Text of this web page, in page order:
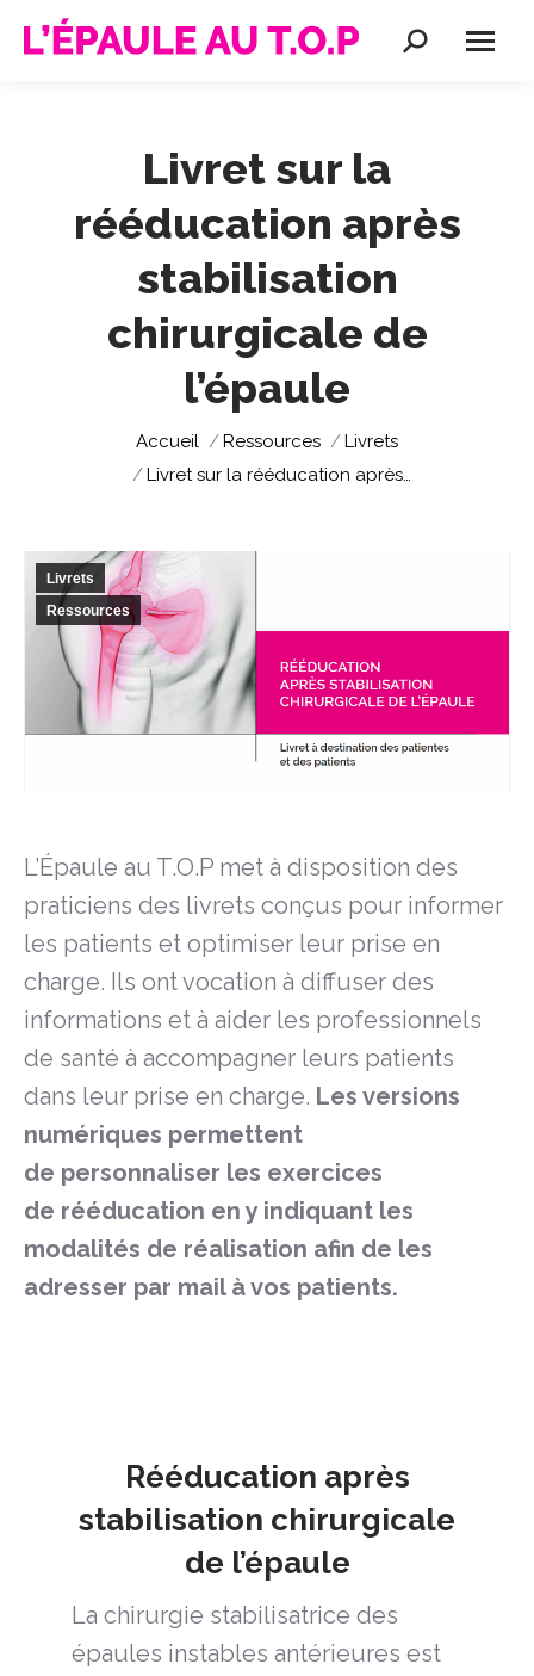
Recherche
Livret sur la
rééducation après
stabilisation
chirurgicale de
l’épaule
Vous êtes ici :
Accueil Ressources
Livrets
Livret sur la rééducation après…
Livrets
Ressources
L’Épaule au T.O.P met à disposition des
praticiens des livrets conçus pour informer
les patients et optimiser leur prise en
charge. Ils ont vocation à diffuser des
informations et à aider les professionnels
de santé à accompagner leurs patients
dans leur prise en charge. Les versions
numériques permettent
de personnaliser les exercices
de rééducation en y indiquant les
modalités de réalisation afin de les
adresser par mail à vos patients.
Rééducation après
stabilisation chirurgicale
de l’épaule
La chirurgie stabilisatrice des
épaules instables antérieures est